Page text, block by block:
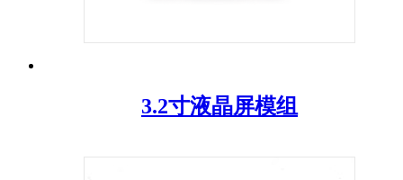
3.2寸液晶屏模组